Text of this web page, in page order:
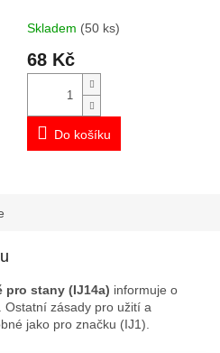
Skladem (50 ks)
68 Kč
Do košíku
pro stany (IJ14a) informuje o
Ostatní zásady pro užití a
jako pro značku (IJ1).